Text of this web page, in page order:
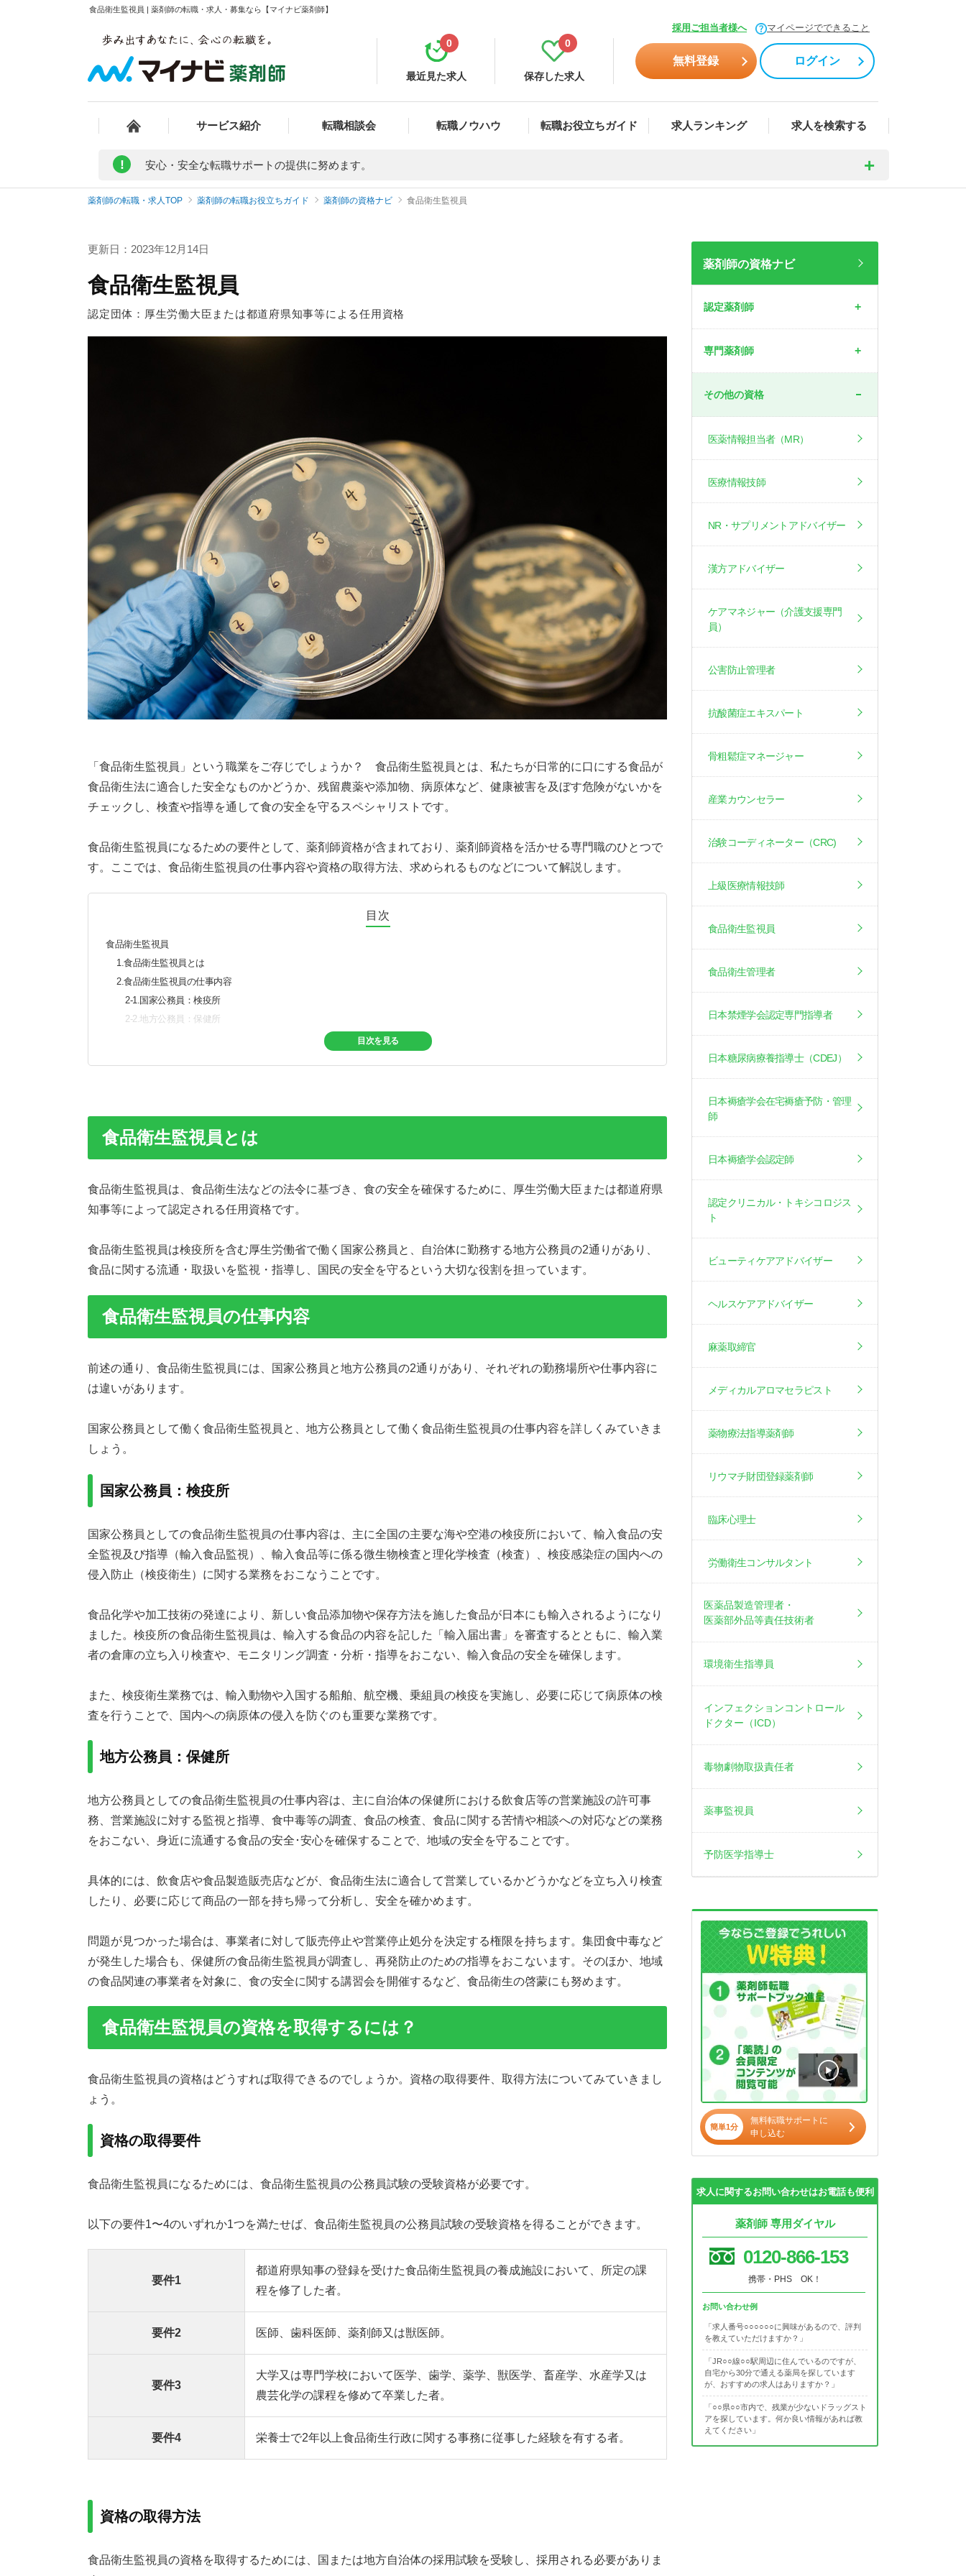
食品衛生監視員 | 薬剤師の転職・求人・募集なら【マイナビ薬剤師】
採用ご担当者様へ マイページでできること
最近見た求人
0
保存した求人
0
無料登録 ログイン
サービス紹介 転職相談会 転職ノウハウ 転職お役立ちガイド 求人ランキング 求人を検索する
! 安心・安全な転職サポートの提供に努めます。
薬剤師の転職・求人TOP 薬剤師の転職お役立ちガイド 薬剤師の資格ナビ 食品衛生監視員
更新日：2023年12月14日
食品衛生監視員
認定団体：厚生労働大臣または都道府県知事等による任用資格
「食品衛生監視員」という職業をご存じでしょうか？ 食品衛生監視員とは、私たちが日常的に口にする食品が
食品衛生法に適合した安全なものかどうか、残留農薬や添加物、病原体など、健康被害を及ぼす危険がないかを
チェックし、検査や指導を通して食の安全を守るスペシャリストです。
食品衛生監視員になるための要件として、薬剤師資格が含まれており、薬剤師資格を活かせる専門職のひとつで
す。ここでは、食品衛生監視員の仕事内容や資格の取得方法、求められるものなどについて解説します。
目次
食品衛生監視員
1.食品衛生監視員とは
2.食品衛生監視員の仕事内容
2-1.国家公務員：検疫所
2-2.地方公務員：保健所
4-1.専門的知識は必須
4-2.コミュニケーションスキルや協調性
5.食品衛生監視員の将来性
6.食品衛生監視員を仕事で活かす
目次を見る
食品衛生監視員とは
食品衛生監視員は、食品衛生法などの法令に基づき、食の安全を確保するために、厚生労働大臣または都道府県
知事等によって認定される任用資格です。
食品衛生監視員は検疫所を含む厚生労働省で働く国家公務員と、自治体に勤務する地方公務員の2通りがあり、
食品に関する流通・取扱いを監視・指導し、国民の安全を守るという大切な役割を担っています。
食品衛生監視員の仕事内容
前述の通り、食品衛生監視員には、国家公務員と地方公務員の2通りがあり、それぞれの勤務場所や仕事内容に
は違いがあります。
国家公務員として働く食品衛生監視員と、地方公務員として働く食品衛生監視員の仕事内容を詳しくみていきま
しょう。
国家公務員：検疫所
国家公務員としての食品衛生監視員の仕事内容は、主に全国の主要な海や空港の検疫所において、輸入食品の安
全監視及び指導（輸入食品監視）、輸入食品等に係る微生物検査と理化学検査（検査）、検疫感染症の国内への
侵入防止（検疫衛生）に関する業務をおこなうことです。
食品化学や加工技術の発達により、新しい食品添加物や保存方法を施した食品が日本にも輸入されるようになり
ました。検疫所の食品衛生監視員は、輸入する食品の内容を記した「輸入届出書」を審査するとともに、輸入業
者の倉庫の立ち入り検査や、モニタリング調査・分析・指導をおこない、輸入食品の安全を確保します。
また、検疫衛生業務では、輸入動物や入国する船舶、航空機、乗組員の検疫を実施し、必要に応じて病原体の検
査を行うことで、国内への病原体の侵入を防ぐのも重要な業務です。
地方公務員：保健所
地方公務員としての食品衛生監視員の仕事内容は、主に自治体の保健所における飲食店等の営業施設の許可事
務、営業施設に対する監視と指導、食中毒等の調査、食品の検査、食品に関する苦情や相談への対応などの業務
をおこない、身近に流通する食品の安全･安心を確保することで、地域の安全を守ることです。
具体的には、飲食店や食品製造販売店などが、食品衛生法に適合して営業しているかどうかなどを立ち入り検査
したり、必要に応じて商品の一部を持ち帰って分析し、安全を確かめます。
問題が見つかった場合は、事業者に対して販売停止や営業停止処分を決定する権限を持ちます。集団食中毒など
が発生した場合も、保健所の食品衛生監視員が調査し、再発防止のための指導をおこないます。そのほか、地域
の食品関連の事業者を対象に、食の安全に関する講習会を開催するなど、食品衛生の啓蒙にも努めます。
食品衛生監視員の資格を取得するには？
食品衛生監視員の資格はどうすれば取得できるのでしょうか。資格の取得要件、取得方法についてみていきまし
ょう。
資格の取得要件
食品衛生監視員になるためには、食品衛生監視員の公務員試験の受験資格が必要です。
以下の要件1〜4のいずれか1つを満たせば、食品衛生監視員の公務員試験の受験資格を得ることができます。
要件1
都道府県知事の登録を受けた食品衛生監視員の養成施設において、所定の課
程を修了した者。
要件2 医師、歯科医師、薬剤師又は獣医師。
要件3
大学又は専門学校において医学、歯学、薬学、獣医学、畜産学、水産学又は
農芸化学の課程を修めて卒業した者。
要件4 栄養士で2年以上食品衛生行政に関する事務に従事した経験を有する者。
資格の取得方法
食品衛生監視員の資格を取得するためには、国または地方自治体の採用試験を受験し、採用される必要がありま
薬剤師の資格ナビ
認定薬剤師
専門薬剤師
その他の資格
医薬情報担当者（MR）
医療情報技師
NR・サプリメントアドバイザー
漢方アドバイザー
ケアマネジャー（介護支援専門
員）
公害防止管理者
抗酸菌症エキスパート
骨粗鬆症マネージャー
産業カウンセラー
治験コーディネーター（CRC)
上級医療情報技師
食品衛生監視員
食品衛生管理者
日本禁煙学会認定専門指導者
日本糖尿病療養指導士（CDEJ）
日本褥瘡学会在宅褥瘡予防・管理
師
日本褥瘡学会認定師
認定クリニカル・トキシコロジス
ト
ビューティケアアドバイザー
ヘルスケアアドバイザー
麻薬取締官
メディカルアロマセラピスト
薬物療法指導薬剤師
リウマチ財団登録薬剤師
臨床心理士
労働衛生コンサルタント
医薬品製造管理者・
医薬部外品等責任技術者
環境衛生指導員
インフェクションコントロール
ドクター（ICD）
毒物劇物取扱責任者
薬事監視員
予防医学指導士
簡単1分
無料転職サポートに
申し込む
求人に関するお問い合わせはお電話も便利
薬剤師 専用ダイヤル
0120-866-153
携帯・PHS OK！
お問い合わせ例
「求人番号○○○○○○に興味があるので、評判
を教えていただけますか？」
「JR○○線○○駅周辺に住んでいるのですが、
自宅から30分で通える薬局を探しています
が、おすすめの求人はありますか？」
「○○県○○市内で、残業が少ないドラッグスト
アを探しています。何か良い情報があれば教
えてください」